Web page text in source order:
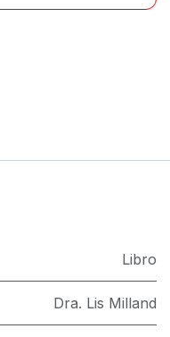
Libro
Dra. Lis Milland